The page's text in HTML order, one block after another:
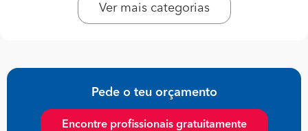
Ver mais categorias
Pede o teu orçamento
Encontre profissionais gratuitamente